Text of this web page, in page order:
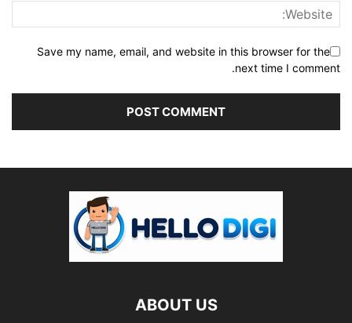
Save my name, email, and website in this browser for the
next time I comment.
ABOUT US